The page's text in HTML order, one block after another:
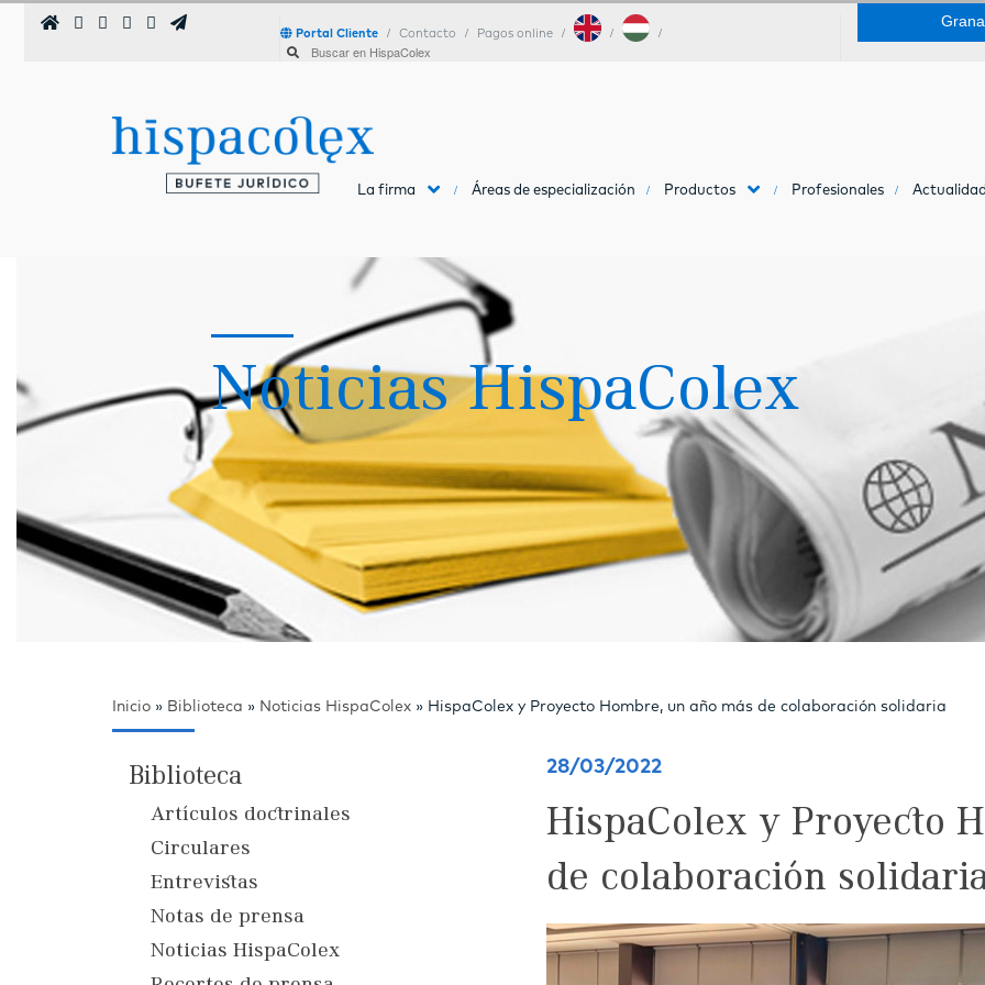
Portal Cliente Contacto Pagos online
La firma Áreas de especialización Productos Profesionales
Noticias HispaColex
Inicio » Biblioteca » Noticias HispaColex » HispaColex y Proyecto Hombre, un año más de colaboración solidaria
28/03/2022
HispaColex y Proyecto
de colaboración
Biblioteca
Artículos doctrinales
Circulares
Entrevistas
Notas de prensa
Noticias HispaColex